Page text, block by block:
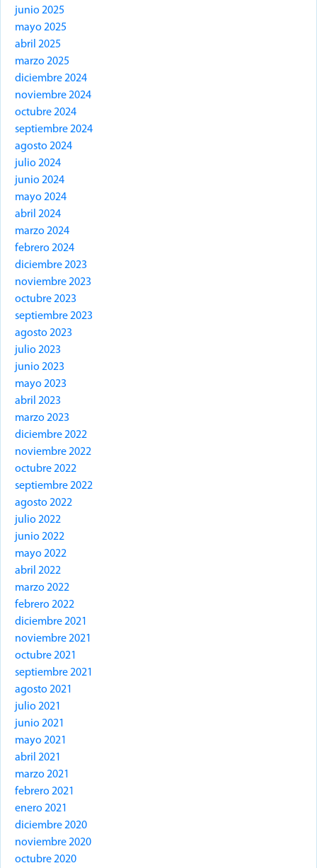
junio 2025
mayo 2025
abril 2025
marzo 2025
diciembre 2024
noviembre 2024
octubre 2024
septiembre 2024
agosto 2024
julio 2024
junio 2024
mayo 2024
abril 2024
marzo 2024
febrero 2024
diciembre 2023
noviembre 2023
octubre 2023
septiembre 2023
agosto 2023
julio 2023
junio 2023
mayo 2023
abril 2023
marzo 2023
diciembre 2022
noviembre 2022
octubre 2022
septiembre 2022
agosto 2022
julio 2022
junio 2022
mayo 2022
abril 2022
marzo 2022
febrero 2022
diciembre 2021
noviembre 2021
octubre 2021
septiembre 2021
agosto 2021
julio 2021
junio 2021
mayo 2021
abril 2021
marzo 2021
febrero 2021
enero 2021
diciembre 2020
noviembre 2020
octubre 2020